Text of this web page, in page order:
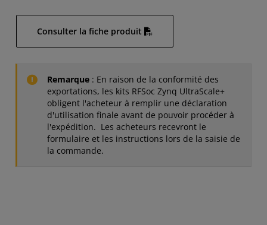
Consulter la fiche produit
Remarque : En raison de la conformité des
exportations, les kits RFSoc Zynq UltraScale+
obligent l'acheteur à remplir une déclaration
d'utilisation finale avant de pouvoir procéder à
l'expédition. Les acheteurs recevront le
formulaire et les instructions lors de la saisie de
la commande.